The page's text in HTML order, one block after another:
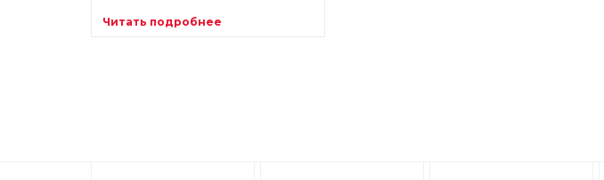
Читать подробнее